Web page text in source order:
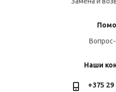
Наши
+375 29